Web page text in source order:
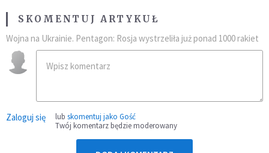
SKOMENTUJ ARTYKUŁ
Wojna na Ukrainie. Pentagon: Rosja wystrzeliła już ponad 1000 rakiet
Zaloguj się lub skomentuj jako Gość
Twój komentarz będzie moderowany